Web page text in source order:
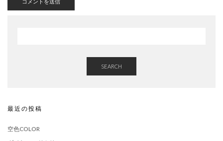
SEARCH
最近の投稿
空色COLOR